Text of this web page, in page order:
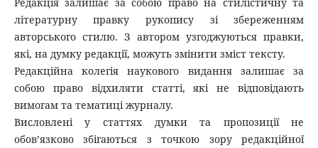
літературну правку рукопису зі збереженням
авторського стилю. З автором узгоджуються правки,
які, на думку редакції, можуть змінити зміст тексту.
Редакційна колегія наукового видання залишає за
собою право відхиляти статті, які не відповідають
вимогам та тематиці журналу.
Висловлені у статтях думки та пропозиції не
обов’язково збігаються з точкою зору редакційної